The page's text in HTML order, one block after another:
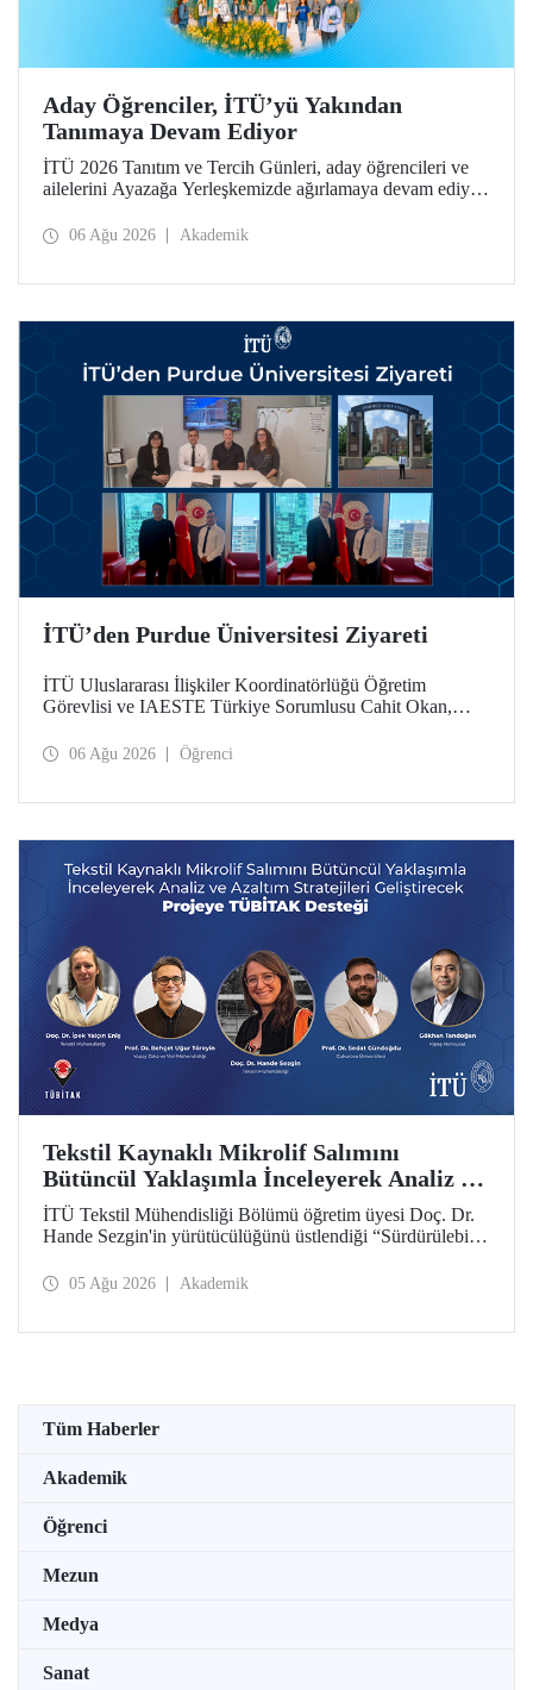
Aday Öğrenciler, İTÜ’yü Yakından
Tanımaya Devam Ediyor
İTÜ 2026 Tanıtım ve Tercih Günleri, aday öğrencileri ve
ailelerini Ayazağa Yerleşkemizde ağırlamaya devam ediyor.
ilgili fakülte ve birimler adaylara bilgi vermeye devam
06 Ağu 2026 Akademik
İTÜ’den Purdue Üniversitesi Ziyareti
İTÜ Uluslararası İlişkiler Koordinatörlüğü Öğretim
Görevlisi ve IAESTE Türkiye Sorumlusu Cahit Okan,
Temmuz tarihlerinde ABD’de dünyanın önde gelen
06 Ağu 2026 Öğrenci
Tekstil Kaynaklı Mikrolif Salımını
Bütüncül Yaklaşımla İnceleyerek Analiz ve
Azaltım Stratejileri Geliştirecek Projeye
TÜBİTAK Desteği
İTÜ Tekstil Mühendisliği Bölümü öğretim üyesi Doç. Dr.
Hande Sezgin'in yürütücülüğünü üstlendiği “Sürdürülebilir
Koşullarına Bağlı Mikrolif Salımı: Aşınma, UV Maruziyeti
05 Ağu 2026 Akademik
Tüm Haberler
Akademik
Öğrenci
Mezun
Medya
Sanat